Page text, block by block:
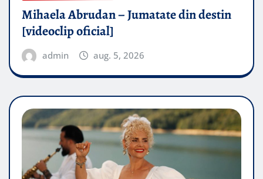
Mihaela Abrudan – Jumatate din destin
[videoclip oficial]
admin aug. 5, 2026